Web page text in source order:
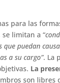
para las
limitan a “
que puedan
a su cargo”. La
La
son